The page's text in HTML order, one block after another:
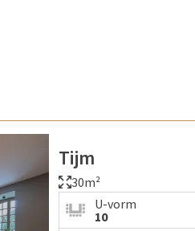
Tijm
30m²
U-vorm
10